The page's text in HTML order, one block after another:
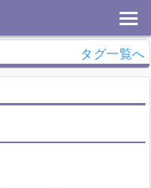
タグ一覧へ